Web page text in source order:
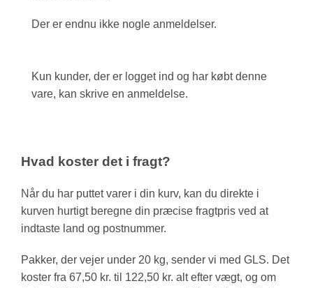
Der er endnu ikke nogle anmeldelser.
Kun kunder, der er logget ind og har købt denne
vare, kan skrive en anmeldelse.
Hvad koster det i fragt?
Når du har puttet varer i din kurv, kan du direkte i
kurven hurtigt beregne din præcise fragtpris ved at
indtaste land og postnummer.
Pakker, der vejer under 20 kg, sender vi med GLS. Det
koster fra 67,50 kr. til 122,50 kr. alt efter vægt, og om